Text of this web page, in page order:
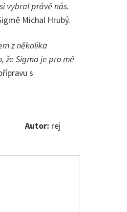
vybral právě nás.
Michal Hrubý.
z několika
že Sigma je pro mě
s
Autor: rej